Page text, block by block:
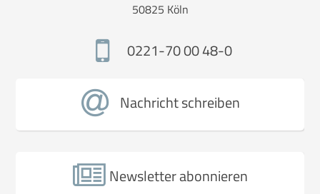
50825 Köln
0221-70 00 48-0
Nachricht schreiben
Newsletter abonnieren